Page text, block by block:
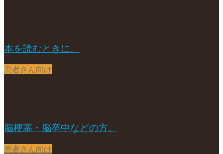
本を読むときに。
患者さん向け
脳梗塞・脳卒中などの方。
患者さん向け